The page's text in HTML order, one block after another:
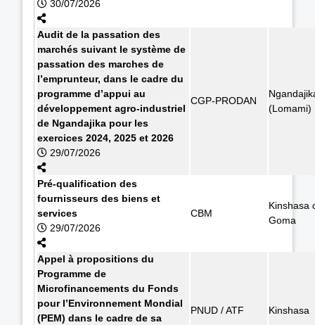
30/07/2026
Audit de la passation des
marchés suivant le système de
passation des marches de
l’emprunteur, dans le cadre du
programme d’appui au
développement agro-industriel
de Ngandajika pour les
exercices 2024, 2025 et 2026
29/07/2026
CGP-PRODAN
(Lomami)
Pré-qualification des
fournisseurs des biens et
services
29/07/2026
CBM
Kinshasa
Goma
Appel à propositions du
Programme de
Microfinancements du Fonds
pour l’Environnement Mondial
(PEM) dans le cadre de sa
PNUD / ATF Kinshasa